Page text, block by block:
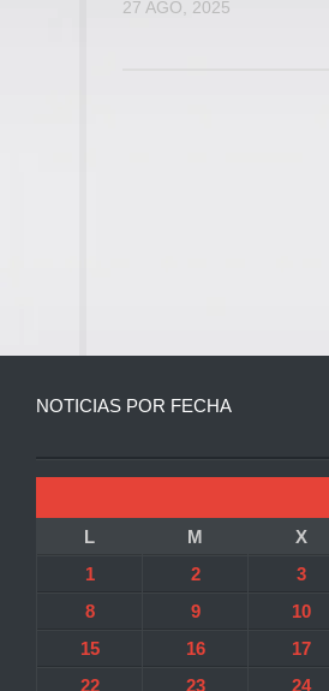
27 AGO, 2025
NOTICIAS POR FECHA
L
M X
1
2 3
8
9 10
15
16 17
22
23 24